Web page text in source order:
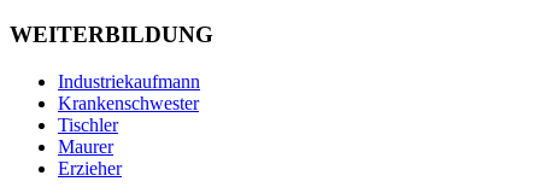
WEITERBILDUNG
Industriekaufmann
Krankenschwester
Tischler
Maurer
Erzieher